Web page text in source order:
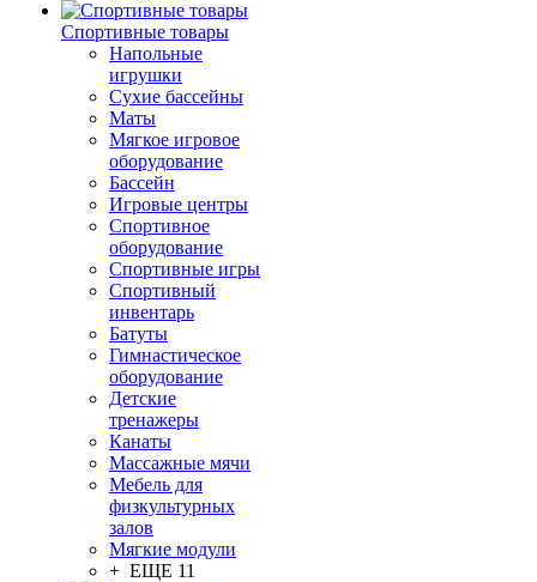
Спортивные товары
Напольные
игрушки
Сухие бассейны
Маты
Мягкое игровое
оборудование
Бассейн
Игровые центры
Спортивное
оборудование
Спортивные игры
Спортивный
инвентарь
Батуты
Гимнастическое
оборудование
Детские
тренажеры
Канаты
Массажные мячи
Мебель для
физкультурных
залов
Мягкие модули
+ ЕЩЕ 11